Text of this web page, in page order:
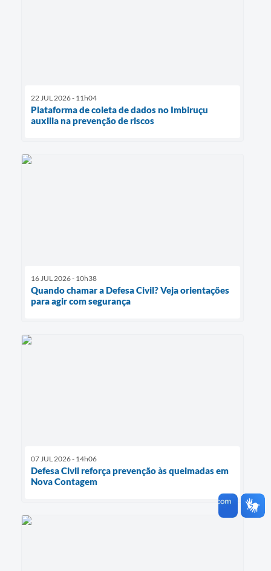
22 JUL 2026 - 11h04
Plataforma de coleta de dados no Imbiruçu
auxilia na prevenção de riscos
16 JUL 2026 - 10h38
Quando chamar a Defesa Civil? Veja orientações
para agir com segurança
07 JUL 2026 - 14h06
Defesa Civil reforça prevenção às queimadas em
Nova Contagem